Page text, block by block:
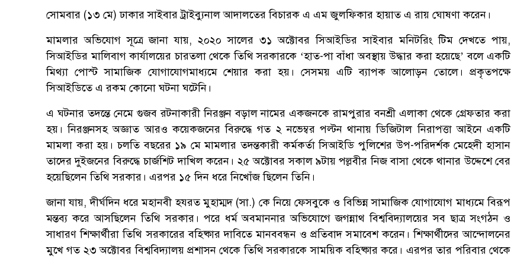
সোমবার (১৩ মে) ঢাকার সাইবার ট্রাইব্যুনাল আদালতের বিচারক এ এম জুলফিকার হায়াত এ রায় ঘোষণা করেন।
মামলার অভিযোগ সূত্রে জানা যায়, ২০২০ সালের ৩১ অক্টোবর সিআইডির সাইবার মনিটরিং টিম দেখতে পায়,
সিআইডির মালিবাগ কার্যালয়ের চারতলা থেকে তিথি সরকারকে ‘হাত-পা বাঁধা অবস্থায় উদ্ধার করা হয়েছে’ বলে একটি
মিথ্যা পোস্ট সামাজিক যোগাযোগমাধ্যমে শেয়ার করা হয়। সেসময় এটি ব্যাপক আলোড়ন তোলে। প্রকৃতপক্ষে
সিআইডিতে এ রকম কোনো ঘটনা ঘটেনি।
এ ঘটনার তদন্তে নেমে গুজব রটনাকারী নিরঞ্জন বড়াল নামের একজনকে রামপুরার বনশ্রী এলাকা থেকে গ্রেফতার করা
হয়। নিরঞ্জনসহ অজ্ঞাত আরও কয়েকজনের বিরুদ্ধে গত ২ নভেম্বর পল্টন থানায় ডিজিটাল নিরাপত্তা আইনে একটি
মামলা করা হয়। চলতি বছরের ১৯ মে মামলার তদন্তকারী কর্মকর্তা সিআইডি পুলিশের উপ-পরিদর্শক মেহেদী হাসান
তাদের দুইজনের বিরুদ্ধে চার্জশিট দাখিল করেন। ২৫ অক্টোবর সকাল ৯টায় পল্লবীর নিজ বাসা থেকে থানার উদ্দেশে বের
হয়েছিলেন তিথি সরকার। এরপর ১৫ দিন ধরে নিখোঁজ ছিলেন তিনি।
জানা যায়, দীর্ঘদিন ধরে মহানবী হযরত মুহাম্মদ (সা.) কে নিয়ে ফেসবুকে ও বিভিন্ন সামাজিক যোগাযোগ মাধ্যমে বিরূপ
মন্তব্য করে আসছিলেন তিথি সরকার। পরে ধর্ম অবমাননার অভিযোগে জগন্নাথ বিশ্ববিদ্যালয়ের সব ছাত্র সংগঠন ও
সাধারণ শিক্ষার্থীরা তিথি সরকারের বহিষ্কার দাবিতে মানববন্ধন ও প্রতিবাদ সমাবেশ করেন। শিক্ষার্থীদের আন্দোলনের
মুখে গত ২৩ অক্টোবর বিশ্ববিদ্যালয় প্রশাসন থেকে তিথি সরকারকে সাময়িক বহিষ্কার করে। এরপর তার পরিবার থেকে